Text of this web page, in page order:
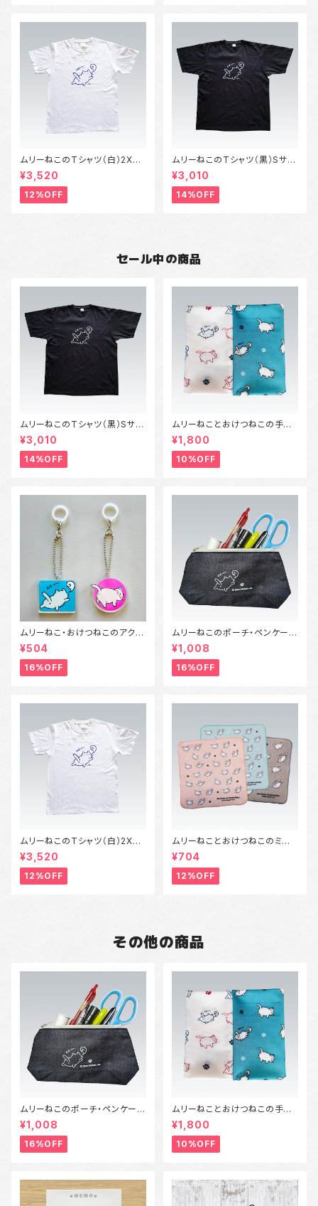
ムリーねこのTシャツ（白）2XL
サイズ～3XLサイズ
¥3,520
12%OFF
ムリーねこのTシャツ（黒）Sサイ
ズ～XLサイズ
¥3,010
14%OFF
セール中の商品
ムリーねこのTシャツ（黒）Sサイ
ズ～XLサイズ
¥3,010
14%OFF
ムリーねことおけつねこの手ぬ
ぐい
¥1,800
10%OFF
ムリーねこ・おけつねこのアクリ
ルキーホルダー兼アンブレラマ
ーカー
¥504
16%OFF
ムリーねこのポーチ・ペンケース
（Sサイズ）
¥1,008
16%OFF
ムリーねこのTシャツ（白）2XL
サイズ～3XLサイズ
¥3,520
12%OFF
ムリーねことおけつねこのミニタ
オル
¥704
12%OFF
その他の商品
ムリーねこのポーチ・ペンケース
（Sサイズ）
¥1,008
16%OFF
ムリーねことおけつねこの手ぬ
ぐい
¥1,800
10%OFF